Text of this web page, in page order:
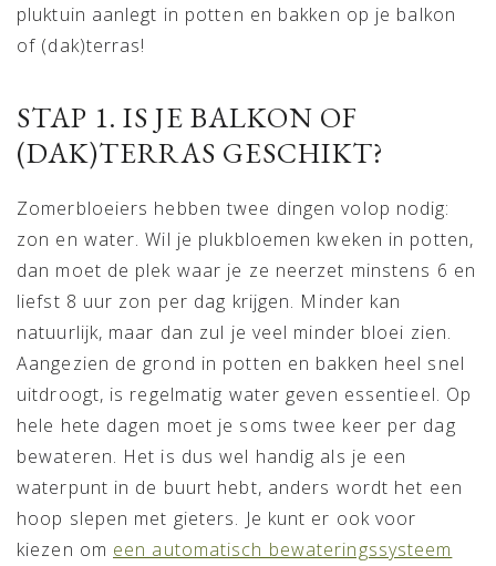
pluktuin aanlegt in potten en bakken op je balkon
of (dak)terras!
STAP 1. IS JE BALKON OF
(DAK)TERRAS GESCHIKT?
Zomerbloeiers hebben twee dingen volop nodig:
zon en water. Wil je plukbloemen kweken in potten,
dan moet de plek waar je ze neerzet minstens 6 en
liefst 8 uur zon per dag krijgen. Minder kan
natuurlijk, maar dan zul je veel minder bloei zien.
Aangezien de grond in potten en bakken heel snel
uitdroogt, is regelmatig water geven essentieel. Op
hele hete dagen moet je soms twee keer per dag
bewateren. Het is dus wel handig als je een
waterpunt in de buurt hebt, anders wordt het een
hoop slepen met gieters. Je kunt er ook voor
kiezen om een automatisch bewateringssysteem